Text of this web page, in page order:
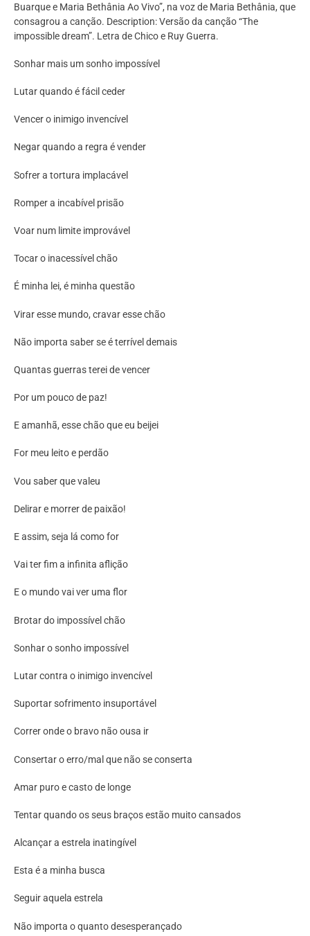
Buarque e Maria Bethânia Ao Vivo”, na voz de Maria Bethânia, que
consagrou a canção. Description: Versão da canção “The
impossible dream”. Letra de Chico e Ruy Guerra.
Sonhar mais um sonho impossível
Lutar quando é fácil ceder
Vencer o inimigo invencível
Negar quando a regra é vender
Sofrer a tortura implacável
Romper a incabível prisão
Voar num limite improvável
Tocar o inacessível chão
É minha lei, é minha questão
Virar esse mundo, cravar esse chão
Não importa saber se é terrível demais
Quantas guerras terei de vencer
Por um pouco de paz!
E amanhã, esse chão que eu beijei
For meu leito e perdão
Vou saber que valeu
Delirar e morrer de paixão!
E assim, seja lá como for
Vai ter fim a infinita aflição
E o mundo vai ver uma flor
Brotar do impossível chão
Sonhar o sonho impossível
Lutar contra o inimigo invencível
Suportar sofrimento insuportável
Correr onde o bravo não ousa ir
Consertar o erro/mal que não se conserta
Amar puro e casto de longe
Tentar quando os seus braços estão muito cansados
Alcançar a estrela inatingível
Esta é a minha busca
Seguir aquela estrela
Não importa o quanto desesperançado